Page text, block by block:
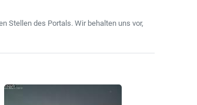
Stellen des Portals. Wir behalten uns vor,